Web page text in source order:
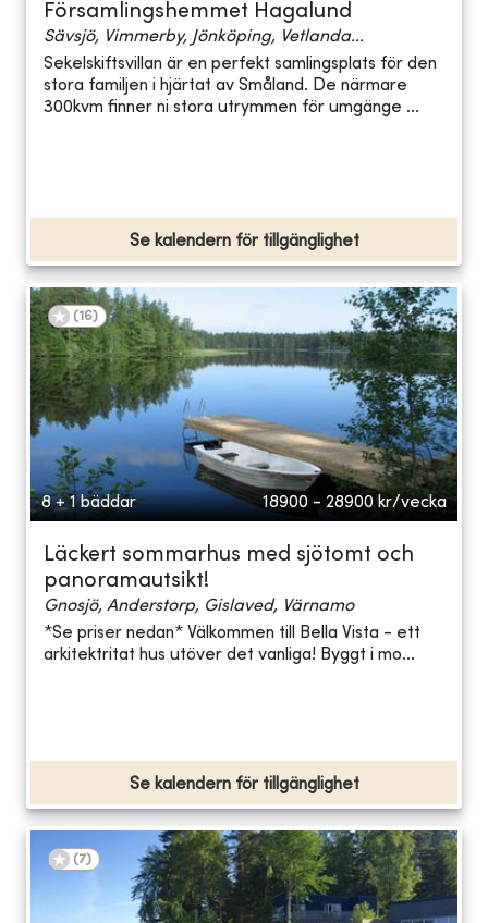
Församlingshemmet Hagalund
Sävsjö, Vimmerby, Jönköping, Vetlanda...
Sekelskiftsvillan är en perfekt samlingsplats för den
stora familjen i hjärtat av Småland. De närmare
300kvm finner ni stora utrymmen för umgänge ...
Se kalendern för tillgänglighet
(16)
8 + 1 bäddar 18900 - 28900 kr/vecka
Läckert sommarhus med sjötomt och
panoramautsikt!
Gnosjö, Anderstorp, Gislaved, Värnamo
*Se priser nedan* Välkommen till Bella Vista - ett
arkitektritat hus utöver det vanliga! Byggt i mo...
Se kalendern för tillgänglighet
(7)